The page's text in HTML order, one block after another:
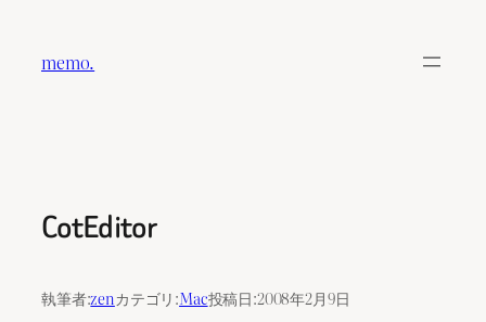
memo.
CotEditor
執筆者:zenカテゴリ:Mac投稿日:2008年2月9日